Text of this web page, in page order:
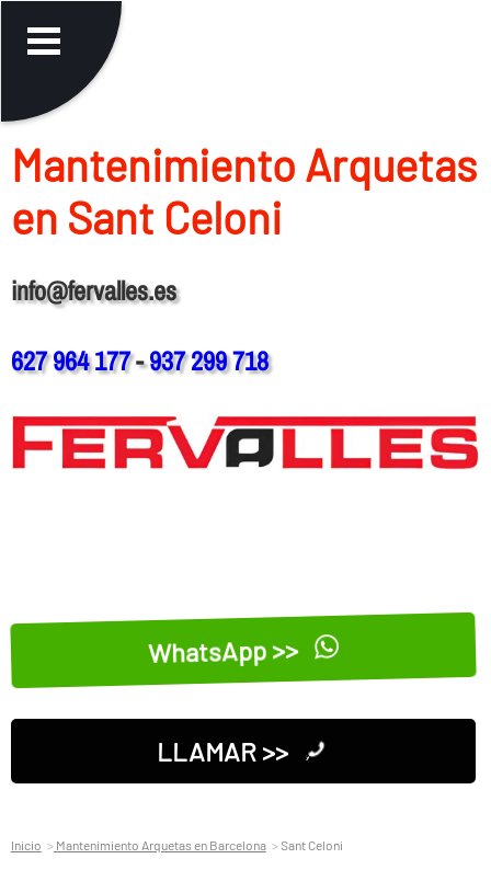
Mantenimiento Arquetas
en Sant Celoni
info@fervalles.es
627 964 177-937 299 718
WhatsApp >>
LLAMAR >>
Inicio Mantenimiento Arquetas en Barcelona Sant Celoni